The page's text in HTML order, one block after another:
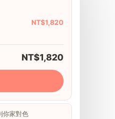
NT$1,820
NT$1,820
你家對色